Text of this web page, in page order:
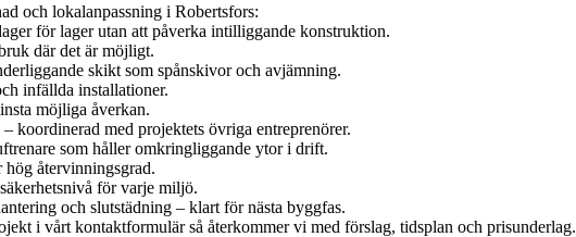
och lokalanpassning i Robertsfors:
för lager utan att påverka intilliggande konstruktion.
där det är möjligt.
skikt som spånskivor och avjämning.
infällda installationer.
möjliga åverkan.
koordinerad med projektets övriga entreprenörer.
som håller omkringliggande ytor i drift.
återvinningsgrad.
för varje miljö.
och slutstädning – klart för nästa byggfas.
i vårt kontaktformulär så återkommer vi med förslag, tidsplan och prisunderlag.